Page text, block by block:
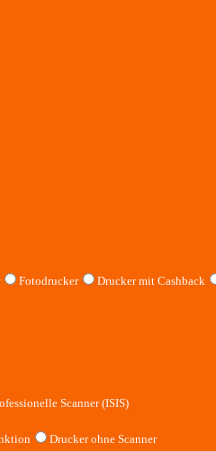
Fotodrucker
Drucker mit Cashback
Scanner (ISIS)
Drucker ohne Scanner